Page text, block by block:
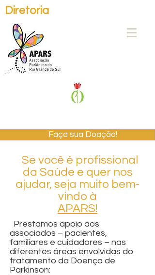
Diretoria
Faça sua Doação!
Se você é profissional
da Saúde e quer nos
ajudar, seja muito bem-
vindo à
APARS!
Prestamos apoio aos
associados – pacientes,
familiares e cuidadores – nas
diferentes áreas envolvidas do
tratamento da Doença de
Parkinson: